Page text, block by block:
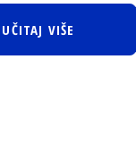
UČITAJ VIŠE